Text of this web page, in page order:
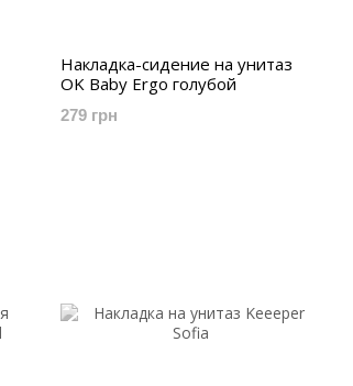
Накладка-сидение на унитаз
OK Baby Ergo голубой
279 грн